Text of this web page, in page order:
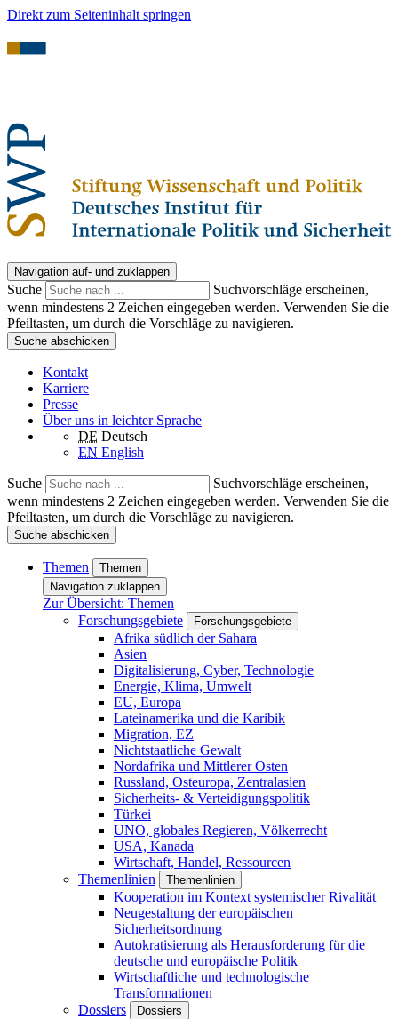
Direkt zum Seiteninhalt springen
Navigation auf- und zuklappen
Suche
Suchvorschläge erscheinen,
wenn mindestens 2 Zeichen eingegeben werden. Verwenden Sie die
Pfeiltasten, um durch die Vorschläge zu navigieren.
Suche abschicken
Kontakt
Karriere
Presse
Über uns in leichter Sprache
DE Deutsch
EN English
Suche
Suchvorschläge erscheinen,
wenn mindestens 2 Zeichen eingegeben werden. Verwenden Sie die
Pfeiltasten, um durch die Vorschläge zu navigieren.
Suche abschicken
Themen
Themen
Navigation zuklappen
Zur Übersicht: Themen
Forschungsgebiete
Forschungsgebiete
Afrika südlich der Sahara
Asien
Digitalisierung, Cyber, Technologie
Energie, Klima, Umwelt
EU, Europa
Lateinamerika und die Karibik
Migration, EZ
Nichtstaatliche Gewalt
Nordafrika und Mittlerer Osten
Russland, Osteuropa, Zentralasien
Sicherheits- & Verteidigungspolitik
Türkei
UNO, globales Regieren, Völkerrecht
USA, Kanada
Wirtschaft, Handel, Ressourcen
Themenlinien
Themenlinien
Kooperation im Kontext systemischer Rivalität
Neugestaltung der europäischen
Sicherheitsordnung
Autokratisierung als Herausforderung für die
deutsche und europäische Politik
Wirtschaftliche und technologische
Transformationen
Dossiers
Dossiers